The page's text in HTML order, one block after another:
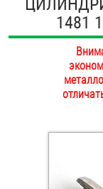
ОПЛАТА И
НАШИ
Втулки
Дюбели
Дюймовый
Заклепки
1481